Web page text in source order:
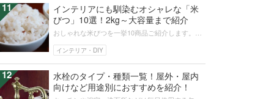
11
インテリア・DIY
インテリアにも馴染むオシャレな「米
びつ」10選！2kg～大容量まで紹介
おしゃれな米びつを一挙10商品ご紹介します。米
管場所もしっかりご説明。容量や使...
12
水栓のタイプ・種類一覧！屋外・屋内
向けなど用途別におすすめを紹介！